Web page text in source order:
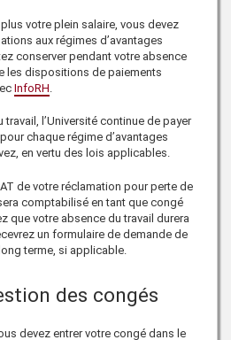
votre plein salaire, vous devez
aux régimes d’avantages
conserver pendant votre absence
les dispositions de paiements
InfoRH
l’Université continue de payer
chaque régime d’avantages
en vertu des lois applicables.
de votre réclamation pour perte de
comptabilisé en tant que congé
que votre absence du travail durera
un formulaire de demande de
terme, si applicable.
des congés
devez entrer votre congé dans le